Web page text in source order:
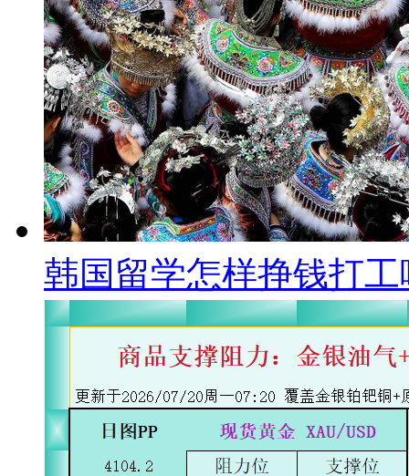
韩国留学怎样挣钱打工